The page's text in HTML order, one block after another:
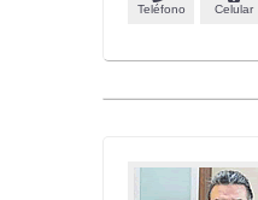
Teléfono Celular